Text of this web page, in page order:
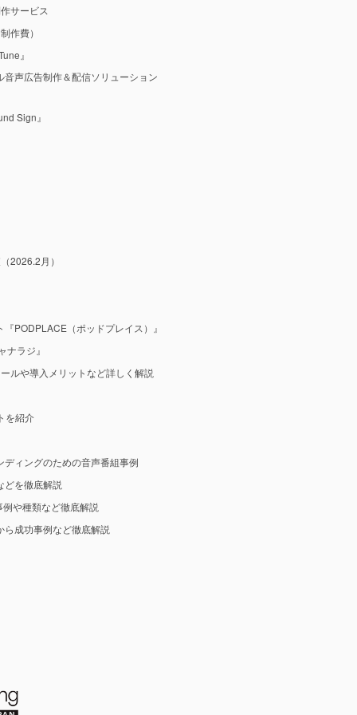
サービス
作費）
』
声広告制作＆配信ソリューション
Sign』
2026.2月）
PODPLACE（ポッドプレイス）』
ラジ』
ルや導入メリットなど詳しく解説
を紹介
ィングのための音声番組事例
どを徹底解説
や種類など徹底解説
成功事例など徹底解説